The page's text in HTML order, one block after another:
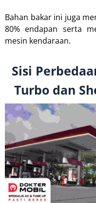
Bahan bakar ini juga
80% endapan serta
mesin kendaraan.
Sisi
Turbo dan